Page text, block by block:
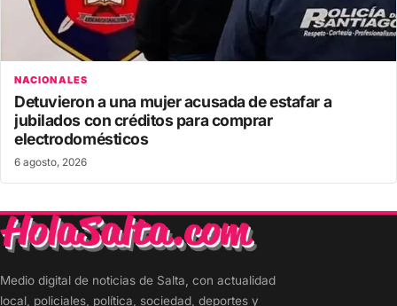
NACIONALES
Detuvieron a una mujer acusada de estafar a
jubilados con créditos para comprar
electrodomésticos
6 agosto, 2026
Medio digital de noticias de Salta, con actualidad
local, policiales, política, sociedad, deportes y